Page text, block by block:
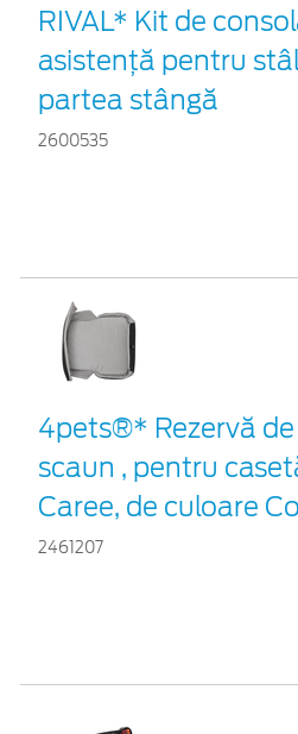
RIVAL* Kit de
asistență pentru
partea stângă
2600535
4pets®* Rezervă
scaun , pentru
Caree, de culoare
2461207